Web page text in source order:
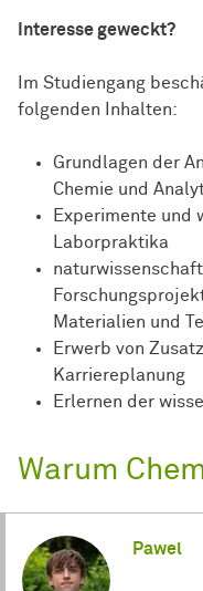
Interesse geweckt?
Im Studiengang
folgenden Inhalten:
Grundlagen der
Chemie und
Experimente und
Laborpraktika
Materialien und
Erwerb von
Karriereplanung
Erlernen der
Warum
Pawel